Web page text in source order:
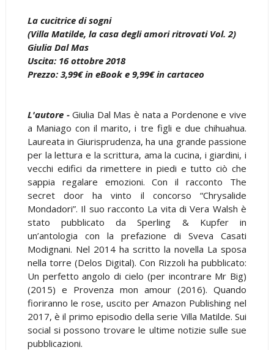
La cucitrice di sogni
(Villa Matilde, la casa degli amori ritrovati Vol. 2)
Giulia Dal Mas
Uscita: 16 ottobre 2018
Prezzo: 3,99€ in eBook e 9,99€ in cartaceo
L'autore -Giulia Dal Mas è nata a Pordenone e vive
a Maniago con il marito, i tre figli e due chihuahua.
Laureata in Giurisprudenza, ha una grande passione
per la lettura e la scrittura, ama la cucina, i giardini, i
vecchi edifici da rimettere in piedi e tutto ciò che
sappia regalare emozioni. Con il racconto The
secret door ha vinto il concorso “Chrysalide
Mondadori”. Il suo racconto La vita di Vera Walsh è
stato pubblicato da Sperling & Kupfer in
un’antologia con la prefazione di Sveva Casati
Modignani. Nel 2014 ha scritto la novella La sposa
nella torre (Delos Digital). Con Rizzoli ha pubblicato:
Un perfetto angolo di cielo (per incontrare Mr Big)
(2015) e Provenza mon amour (2016). Quando
fioriranno le rose, uscito per Amazon Publishing nel
2017, è il primo episodio della serie Villa Matilde. Sui
social si possono trovare le ultime notizie sulle sue
pubblicazioni.